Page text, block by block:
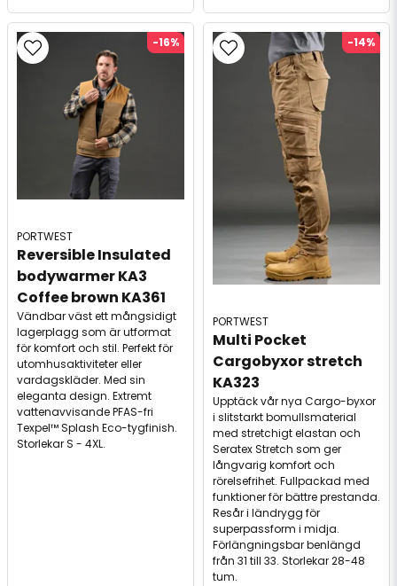
PORTWEST
Reversible Insulated
bodywarmer KA3
Coffee brown KA361
Vändbar väst ett mångsidigt
lagerplagg som är utformat
för komfort och stil. Perfekt för
utomhusaktiviteter eller
vardagskläder. Med sin
eleganta design. Extremt
vattenavvisande PFAS-fri
Texpel™ Splash Eco-tygfinish.
Storlekar S - 4XL.
-16%
PORTWEST
Multi Pocket
Cargobyxor stretch
KA323
Upptäck vår nya Cargo-byxor
i slitstarkt bomullsmaterial
med stretchigt elastan och
Seratex Stretch som ger
långvarig komfort och
rörelsefrihet. Fullpackad med
funktioner för bättre prestanda.
Resår i ländrygg för
superpassform i midja.
Förlängningsbar benlängd
från 31 till 33. Storlekar 28-48
tum.
-14%